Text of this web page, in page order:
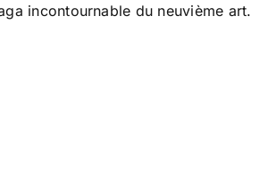
incontournable du neuvième art.